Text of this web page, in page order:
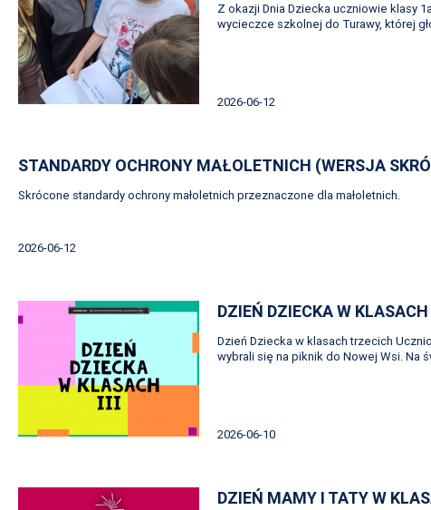
Z okazji Dnia Dziecka uczniowie klasy
wycieczce szkolnej do Turawy, której
2026-06-12
STANDARDY OCHRONY MAŁOLETNICH (WERSJA
Skrócone standardy ochrony małoletnich przeznaczone dla małoletnich.
2026-06-12
DZIEŃ DZIECKA W
Dzień Dziecka w klasach trzecich
wybrali się na piknik do Nowej Wsi. Na
2026-06-10
DZIEŃ MAMY I TATY W